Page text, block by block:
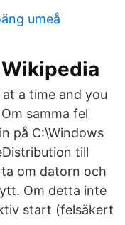
umeå
a time and you
samma fel
på C:\Windows
till
om datorn och
Om detta inte
start (felsäkert